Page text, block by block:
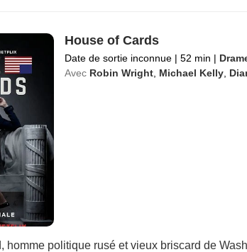
House of Cards
Date de sortie inconnue | 52 min |
Avec Robin Wright, Michael Kelly,
homme politique rusé et vieux briscard de